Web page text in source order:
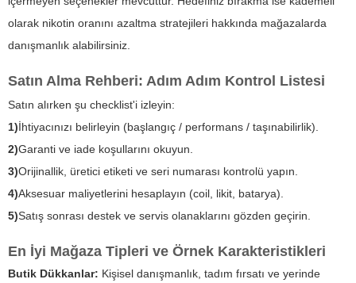
olarak nikotin oranını azaltma stratejileri hakkında mağazalarda
danışmanlık alabilirsiniz.
Satın Alma Rehberi: Adım Adım Kontrol Listesi
Satın alırken şu checklist'i izleyin:
1)İhtiyacınızı belirleyin (başlangıç / performans / taşınabilirlik).
2)Garanti ve iade koşullarını okuyun.
3)Orijinallik, üretici etiketi ve seri numarası kontrolü yapın.
4)Aksesuar maliyetlerini hesaplayın (coil, likit, batarya).
5)Satış sonrası destek ve servis olanaklarını gözden geçirin.
En İyi Mağaza Tipleri ve Örnek Karakteristikleri
Butik Dükkanlar: Kişisel danışmanlık, tadım fırsatı ve yerinde